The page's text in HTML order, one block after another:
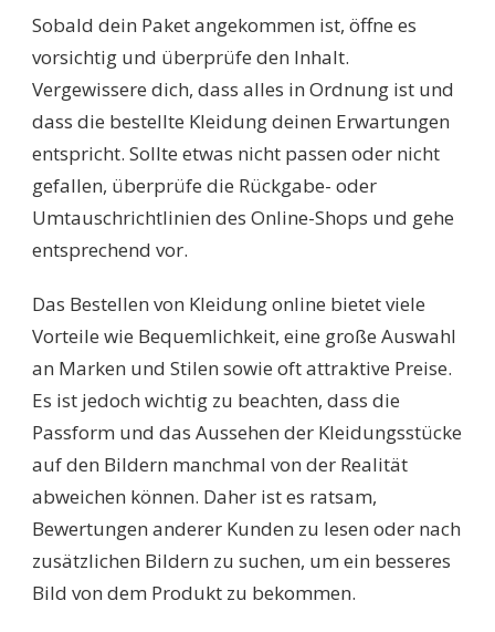
Sobald dein Paket angekommen ist, öffne es
vorsichtig und überprüfe den Inhalt.
Vergewissere dich, dass alles in Ordnung ist und
dass die bestellte Kleidung deinen Erwartungen
entspricht. Sollte etwas nicht passen oder nicht
gefallen, überprüfe die Rückgabe- oder
Umtauschrichtlinien des Online-Shops und gehe
entsprechend vor.
Das Bestellen von Kleidung online bietet viele
Vorteile wie Bequemlichkeit, eine große Auswahl
an Marken und Stilen sowie oft attraktive Preise.
Es ist jedoch wichtig zu beachten, dass die
Passform und das Aussehen der Kleidungsstücke
auf den Bildern manchmal von der Realität
abweichen können. Daher ist es ratsam,
Bewertungen anderer Kunden zu lesen oder nach
zusätzlichen Bildern zu suchen, um ein besseres
Bild von dem Produkt zu bekommen.